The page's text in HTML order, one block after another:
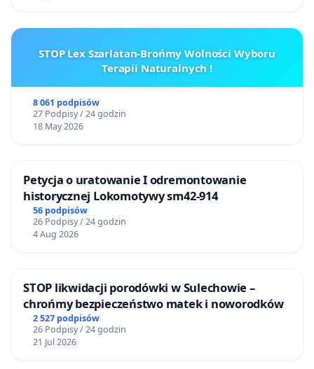
STOP Lex Szarlatan-Brońmy Wolności Wyboru
Terapii Naturalnych !
8 061 podpisów
27 Podpisy / 24 godzin
18 May 2026
Petycja o uratowanie I odremontowanie
historycznej Lokomotywy sm42-914
56 podpisów
26 Podpisy / 24 godzin
4 Aug 2026
STOP likwidacji porodówki w Sulechowie –
chrońmy bezpieczeństwo matek i noworodków
2 527 podpisów
26 Podpisy / 24 godzin
21 Jul 2026